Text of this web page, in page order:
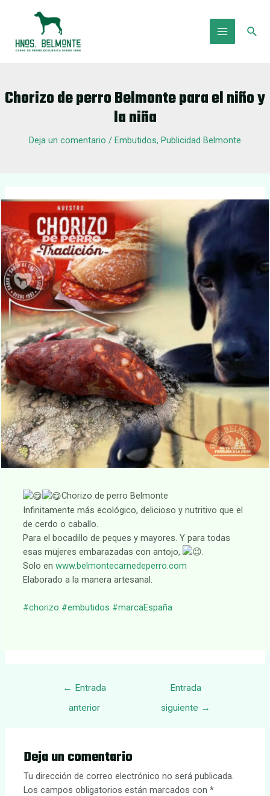
Main
Chorizo de perro Belmonte para el niño y
la niña
Deja un comentario / Embutidos, Publicidad Belmonte
Chorizo de perro Belmonte
Infinitamente más ecológico, delicioso y nutritivo que el
de cerdo o caballo.
Para el bocadillo de peques y mayores. Y para todas
esas mujeres embarazadas con antojo,
.
Solo en www.belmontecarnedeperro.com
Elaborado a la manera artesanal.
#chorizo #embutidos #marcaEspaña
Navegación
← Entrada
anterior
Entrada
siguiente →
Deja un comentario
Tu dirección de correo electrónico no será publicada.
Los campos obligatorios están marcados con*